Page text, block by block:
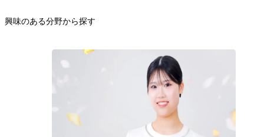
興味のある分野から探す